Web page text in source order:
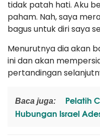
tidak patah hati. Aku
paham. Nah, saya
bagus untuk diri saya
Menurutnya dia akan
ini dan akan
pertandingan
Baca juga:
Pelatih
Hubungan Israel